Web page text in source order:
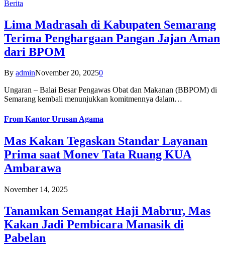
Berita
Lima Madrasah di Kabupaten Semarang
Terima Penghargaan Pangan Jajan Aman
dari BPOM
By adminNovember 20, 20250
Ungaran – Balai Besar Pengawas Obat dan Makanan (BBPOM) di
Semarang kembali menunjukkan komitmennya dalam…
From Kantor Urusan Agama
Mas Kakan Tegaskan Standar Layanan
Prima saat Monev Tata Ruang KUA
Ambarawa
November 14, 2025
Tanamkan Semangat Haji Mabrur, Mas
Kakan Jadi Pembicara Manasik di
Pabelan